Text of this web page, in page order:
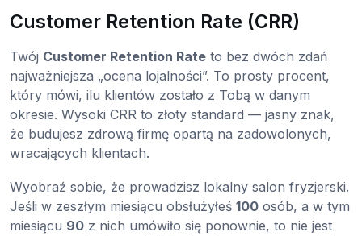
Customer Retention Rate (CRR)
Twój Customer Retention Rate to bez dwóch zdań
najważniejsza „ocena lojalności”. To prosty procent,
który mówi, ilu klientów zostało z Tobą w danym
okresie. Wysoki CRR to złoty standard — jasny znak,
że budujesz zdrową firmę opartą na zadowolonych,
wracających klientach.
Wyobraź sobie, że prowadzisz lokalny salon fryzjerski.
Jeśli w zeszłym miesiącu obsłużyłeś 100 osób, a w tym
miesiącu 90 z nich umówiło się ponownie, to nie jest